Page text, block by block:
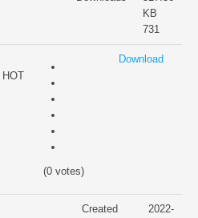
KB
731
HOT
(0 votes)
Download
Created
2022-